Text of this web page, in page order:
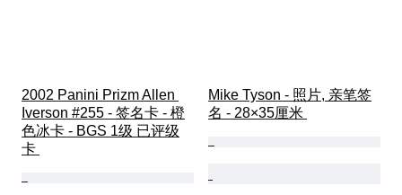
2002 Panini Prizm Allen
Iverson #255 - 签名卡 - 橙
色冰卡 - BGS 1级 已评级
卡
Mike Tyson - 照片, 亲笔签
名 - 28×35厘米